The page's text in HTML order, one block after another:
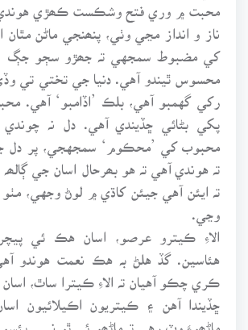
محبت ۾ وري فتح وشڪست ڪھڙي هوندي
ناز و انداز مڃي وٺي، پنھنجي ماڻن مٿان
کي مضبوط سمجهي تہ جھڙو سڄو جڳ
محسوس ٿيندو آهي. دنيا جي تختي تي
رکي گهمبو آهي، بلڪ ’اڏامبو‘ آهي.
پکي بڻائي ڇڏيندي آهي. دل نہ چوندي
محبوب کي ’محڪوم‘ سمجهجي، پر دل جي
تہ هوندي آهي تہ هو بھرحال اسان جي
تہ ايئن آهي جيئن کاڌي ۾ لوڻ وجهي،
الاءِ ڪيترو عرصو، اسان هڪ ئي
هئاسين. گڏ هلڻ بہ هڪ نعمت هوندو
ڪري چڪو آهيان تہ الاءِ ڪيترا ساٿ، اسان
ڇڏيندا آهن ۽ ڪيتريون اڪيلائيون
ماڻھوءَ وٽ رهي تہ ماڻھو ئي ٿو نہ....